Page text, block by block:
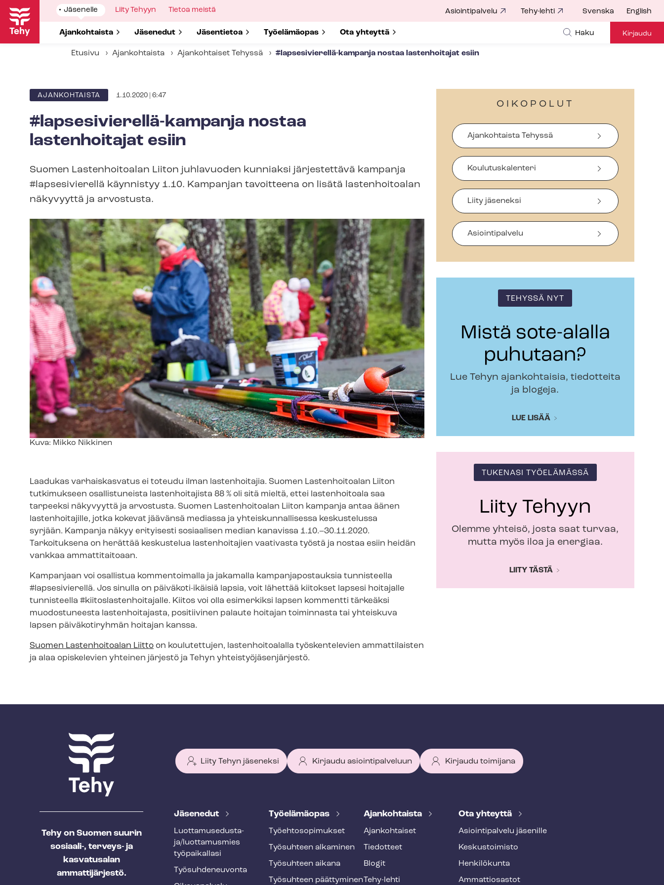
Hyppää
pääsisältöön
Show
submenu
Jäsenelle
Show submenu for
Ajankohtaista Show submenu for
Jäsenedut Show submenu for
Jäsentietoa Show submenu for
Työelämäopas Show submenu for
Ota yhteyttä
Show
Liity Tehyyn
Show
Tietoa meistä Asiointipalvelu Tehy-lehti Svenska English
Haku Kirjaudu
Etusivu Ajankohtaista Ajankohtaiset Tehyssä #lapsesivierellä-​kampanja nostaa lastenhoitajat esiin
ARTIKKELIN
AJANKOHTAISTA 1.10.2020 | 6:47
#lapsesivierellä-​kampanja nostaa
lastenhoitajat esiin
Suomen Lastenhoitoalan Liiton juhlavuoden kunniaksi järjestettävä kampanja
#lapsesivierellä käynnistyy 1.10. Kampanjan tavoitteena on lisätä lastenhoitoalan
näkyvyyttä ja arvostusta.
Kuvateksti
Kuva: Mikko Nikkinen
Laadukas varhaiskasvatus ei toteudu ilman lastenhoitajia. Suomen Lastenhoitoalan Liiton
tutkimukseen osallistuneista lastenhoitajista 88 % oli sitä mieltä, ettei lastenhoitoala saa
tarpeeksi näkyvyyttä ja arvostusta. Suomen Lastenhoitoalan Liiton kampanja antaa äänen
lastenhoitajille, jotka kokevat jäävänsä mediassa ja yh­teis­kun­nal­li­ses­sa keskustelussa
syrjään. Kampanja näkyy erityisesti sosiaalisen median kanavissa 1.10.–30.11.2020.
Tarkoituksena on herättää keskustelua lastenhoitajien vaativasta työstä ja nostaa esiin heidän
vankkaa ammattitaitoaan.
Kampanjaan voi osallistua kommentoimalla ja jakamalla kam­pan­ja­pos­tauk­sia tunnisteella
#lapsesivierellä. Jos sinulla on päiväkoti-ikäisiä lapsia, voit lähettää kiitokset lapsesi hoitajalle
tunnisteella #kii­tos­las­ten­hoi­ta­jal­le. Kiitos voi olla esimerkiksi lapsen kommentti tärkeäksi
muodostuneesta lastenhoitajasta, positiivinen palaute hoitajan toiminnasta tai yhteiskuva
lapsen päiväkotiryhmän hoitajan kanssa.
Suomen Lastenhoitoalan Liitto on koulutettujen, lastenhoitoalalla työskentelevien ammattilaisten
ja alaa opiskelevien yhteinen järjestö ja Tehyn yh­teis­työ­jä­sen­jär­jes­tö.
OIKOPOLUT
Ajankohtaista Tehyssä
Koulutuskalenteri
Liity jäseneksi
Asiointipalvelu
TEHYSSÄ NYT
Mistä sote-alalla
puhutaan?
Lue Tehyn ajankohtaisia, tiedotteita
ja blogeja.
LUE LISÄÄ
TUKENASI TYÖELÄMÄSSÄ
Liity Tehyyn
Olemme yhteisö, josta saat turvaa,
mutta myös iloa ja energiaa.
LIITY TÄSTÄ
Tehy on Suomen suurin
sosiaali-, terveys- ja
kasvatusalan
ammattijärjestö.
Liity Tehyn jäseneksi Kirjaudu asiointipalveluun Kirjaudu toimijana
T
h
y
f
Jäsenedut
Luot­ta­muse­dus­ta­
ja/luottamusmies
työpaikallasi
Työ­suh­de­neu­von­ta
Työelämäopas
Työ­eh­to­so­pi­muk­set
Työsuhteen alkaminen
Työsuhteen aikana
Työsuhteen päättyminen
Ajankohtaista
Ajankohtaiset
Tiedotteet
Blogit
Tehy-lehti
Ota yhteyttä
Asioin­ti­pal­ve­lu jäsenille
Keskustoimisto
Henkilökunta
Ammattiosastot